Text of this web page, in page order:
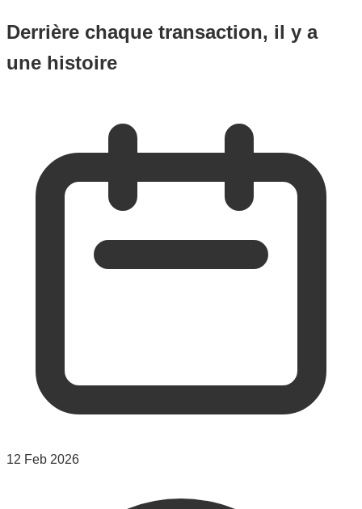
Derrière chaque transaction, il y a
une histoire
12 Feb 2026